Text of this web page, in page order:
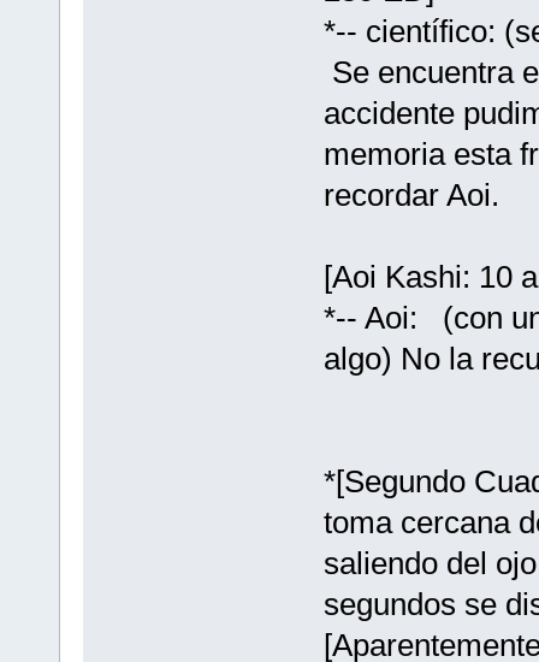
*-- científico:
Se encuentra
accidente
memoria esta
recordar Aoi.
[Aoi Kashi: 10
*-- Aoi: (con
algo) No la
*[Segundo
toma cercana
saliendo del
segundos se